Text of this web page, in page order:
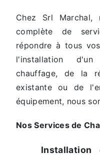
Chez Srl Marchal,
complète de
répondre à tous
l'installation
chauffage, de la
existante ou de
équipement, nous
Nos Services de
Installation